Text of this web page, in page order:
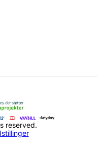
reserved.